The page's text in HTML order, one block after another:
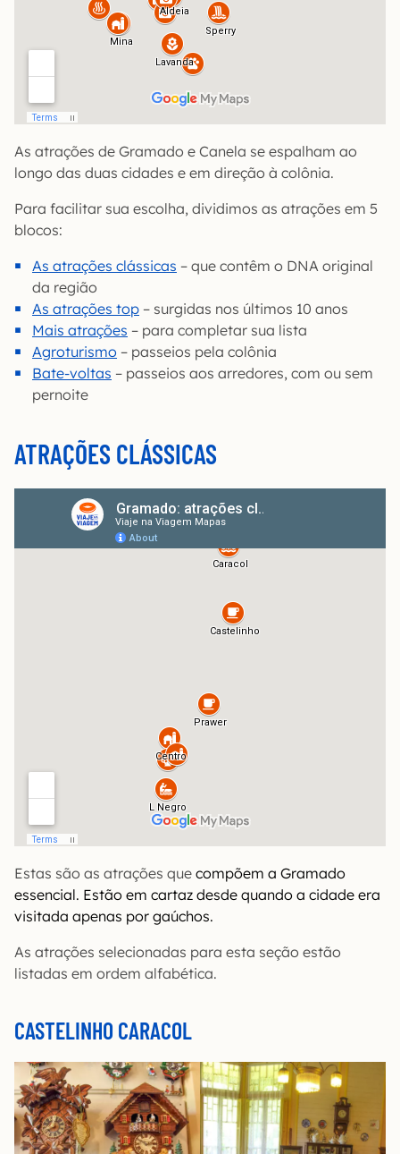
As atrações de Gramado e Canela se espalham ao
longo das duas cidades e em direção à colônia.
Para facilitar sua escolha, dividimos as atrações em 5
blocos:
As atrações clássicas – que contêm o DNA original
da região
As atrações top – surgidas nos últimos 10 anos
Mais atrações – para completar sua lista
Agroturismo – passeios pela colônia
Bate-voltas – passeios aos arredores, com ou sem
pernoite
ATRAÇÕES CLÁSSICAS
Estas são as atrações que compõem a Gramado
essencial. Estão em cartaz desde quando a cidade era
visitada apenas por gaúchos.
As atrações selecionadas para esta seção estão
listadas em ordem alfabética.
CASTELINHO CARACOL